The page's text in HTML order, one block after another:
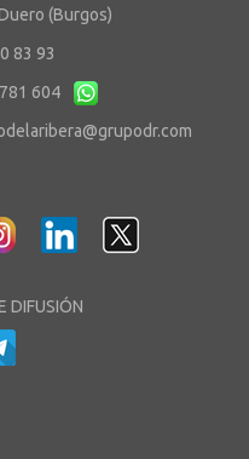
(Burgos)
83 93
604
DIFUSIÓN